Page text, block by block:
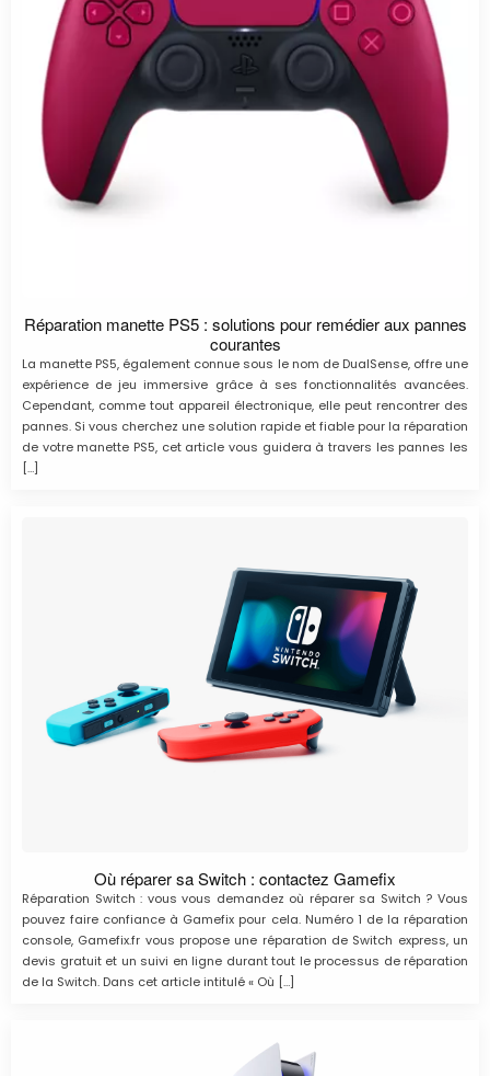
Réparation manette PS5 : solutions pour remédier aux pannes
courantes
La manette PS5, également connue sous le nom de DualSense, offre une
expérience de jeu immersive grâce à ses fonctionnalités avancées.
Cependant, comme tout appareil électronique, elle peut rencontrer des
pannes. Si vous cherchez une solution rapide et fiable pour la réparation
de votre manette PS5, cet article vous guidera à travers les pannes les
[…]
Où réparer sa Switch : contactez Gamefix
Réparation Switch : vous vous demandez où réparer sa Switch ? Vous
pouvez faire confiance à Gamefix pour cela. Numéro 1 de la réparation
console, Gamefix.fr vous propose une réparation de Switch express, un
devis gratuit et un suivi en ligne durant tout le processus de réparation
de la Switch. Dans cet article intitulé « Où […]